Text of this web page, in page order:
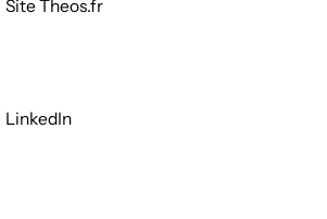
Site Theos.fr
LinkedIn